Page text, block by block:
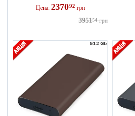
Цена: 237092 грн
395154 грн